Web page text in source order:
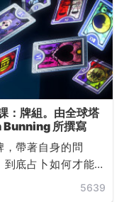
：牌組。由全球塔
Bunning 所撰寫
帶著自身的問
到底占卜如何才能
5639